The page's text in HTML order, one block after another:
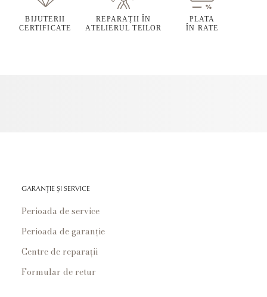
BIJUTERII
CERTIFICATE
REPARAȚII ÎN
ATELIERUL TEILOR
PLATA
ÎN RATE
GARANȚIE ȘI SERVICE
Perioada de service
Perioada de garanție
Centre de reparații
Formular de retur